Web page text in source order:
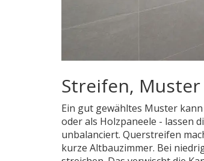
Streifen,
Ein gut gewähltes Muster
oder als Holzpaneele - lassen
unbalanciert. Querstreifen
kurze Altbauzimmer. Bei